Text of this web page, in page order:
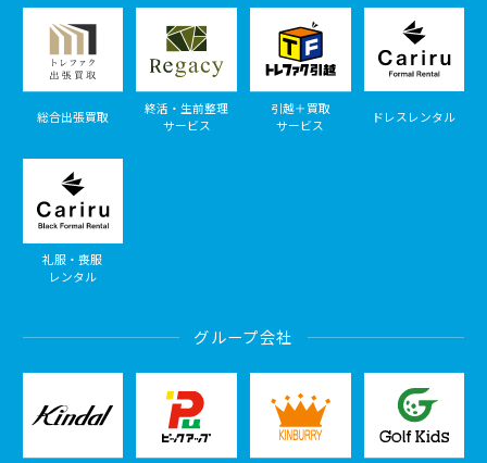
総合出張買取
終活・生前整理
サービス
引越＋買取
サービス
ドレスレンタル
礼服・喪服
レンタル
グループ会社